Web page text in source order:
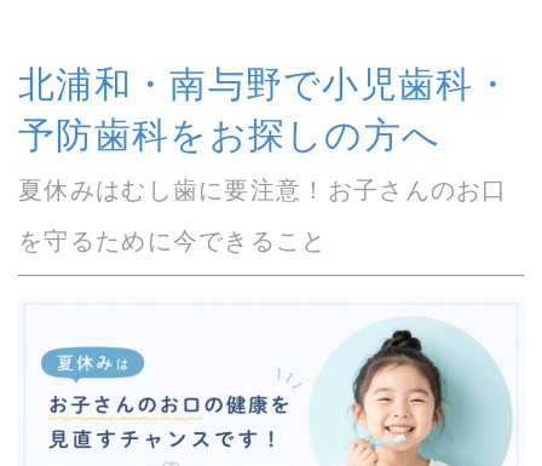
北浦和・南与野で小児歯科・
予防歯科をお探しの方へ
夏休みはむし歯に要注意！お子さんのお口
を守るために今できること